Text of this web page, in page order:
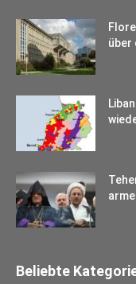
über
Beliebte